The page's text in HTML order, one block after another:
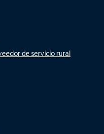
de servicio rural